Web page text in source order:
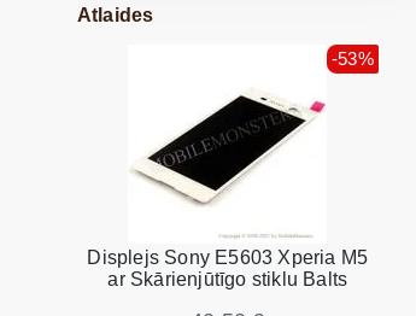
Atlaides
Displejs Sony E5603 Xperia M5
ar Skārienjūtīgo stiklu Balts
-53%
Dina Vituma